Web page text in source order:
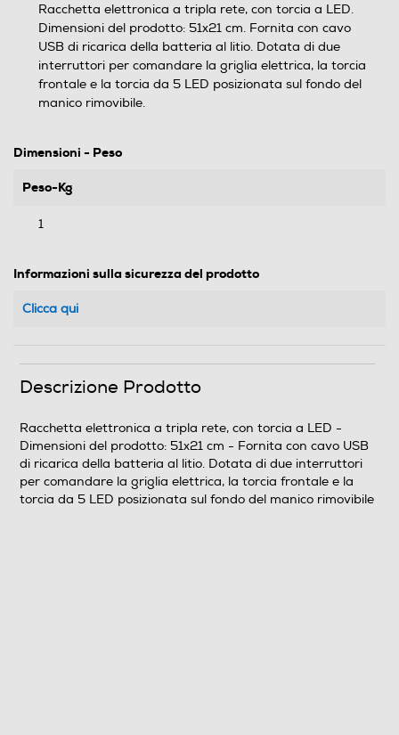
Racchetta elettronica a tripla rete, con torcia a LED.
Dimensioni del prodotto: 51x21 cm. Fornita con cavo
USB di ricarica della batteria al litio. Dotata di due
interruttori per comandare la griglia elettrica, la torcia
frontale e la torcia da 5 LED posizionata sul fondo del
manico rimovibile.
Dimensioni - Peso
Peso-Kg
1
Informazioni sulla sicurezza del prodotto
Clicca qui
Descrizione Prodotto
Racchetta elettronica a tripla rete, con torcia a LED -
Dimensioni del prodotto: 51x21 cm - Fornita con cavo USB
di ricarica della batteria al litio. Dotata di due interruttori
per comandare la griglia elettrica, la torcia frontale e la
torcia da 5 LED posizionata sul fondo del manico rimovibile